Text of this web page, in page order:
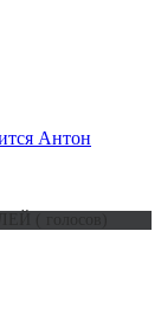
Антон